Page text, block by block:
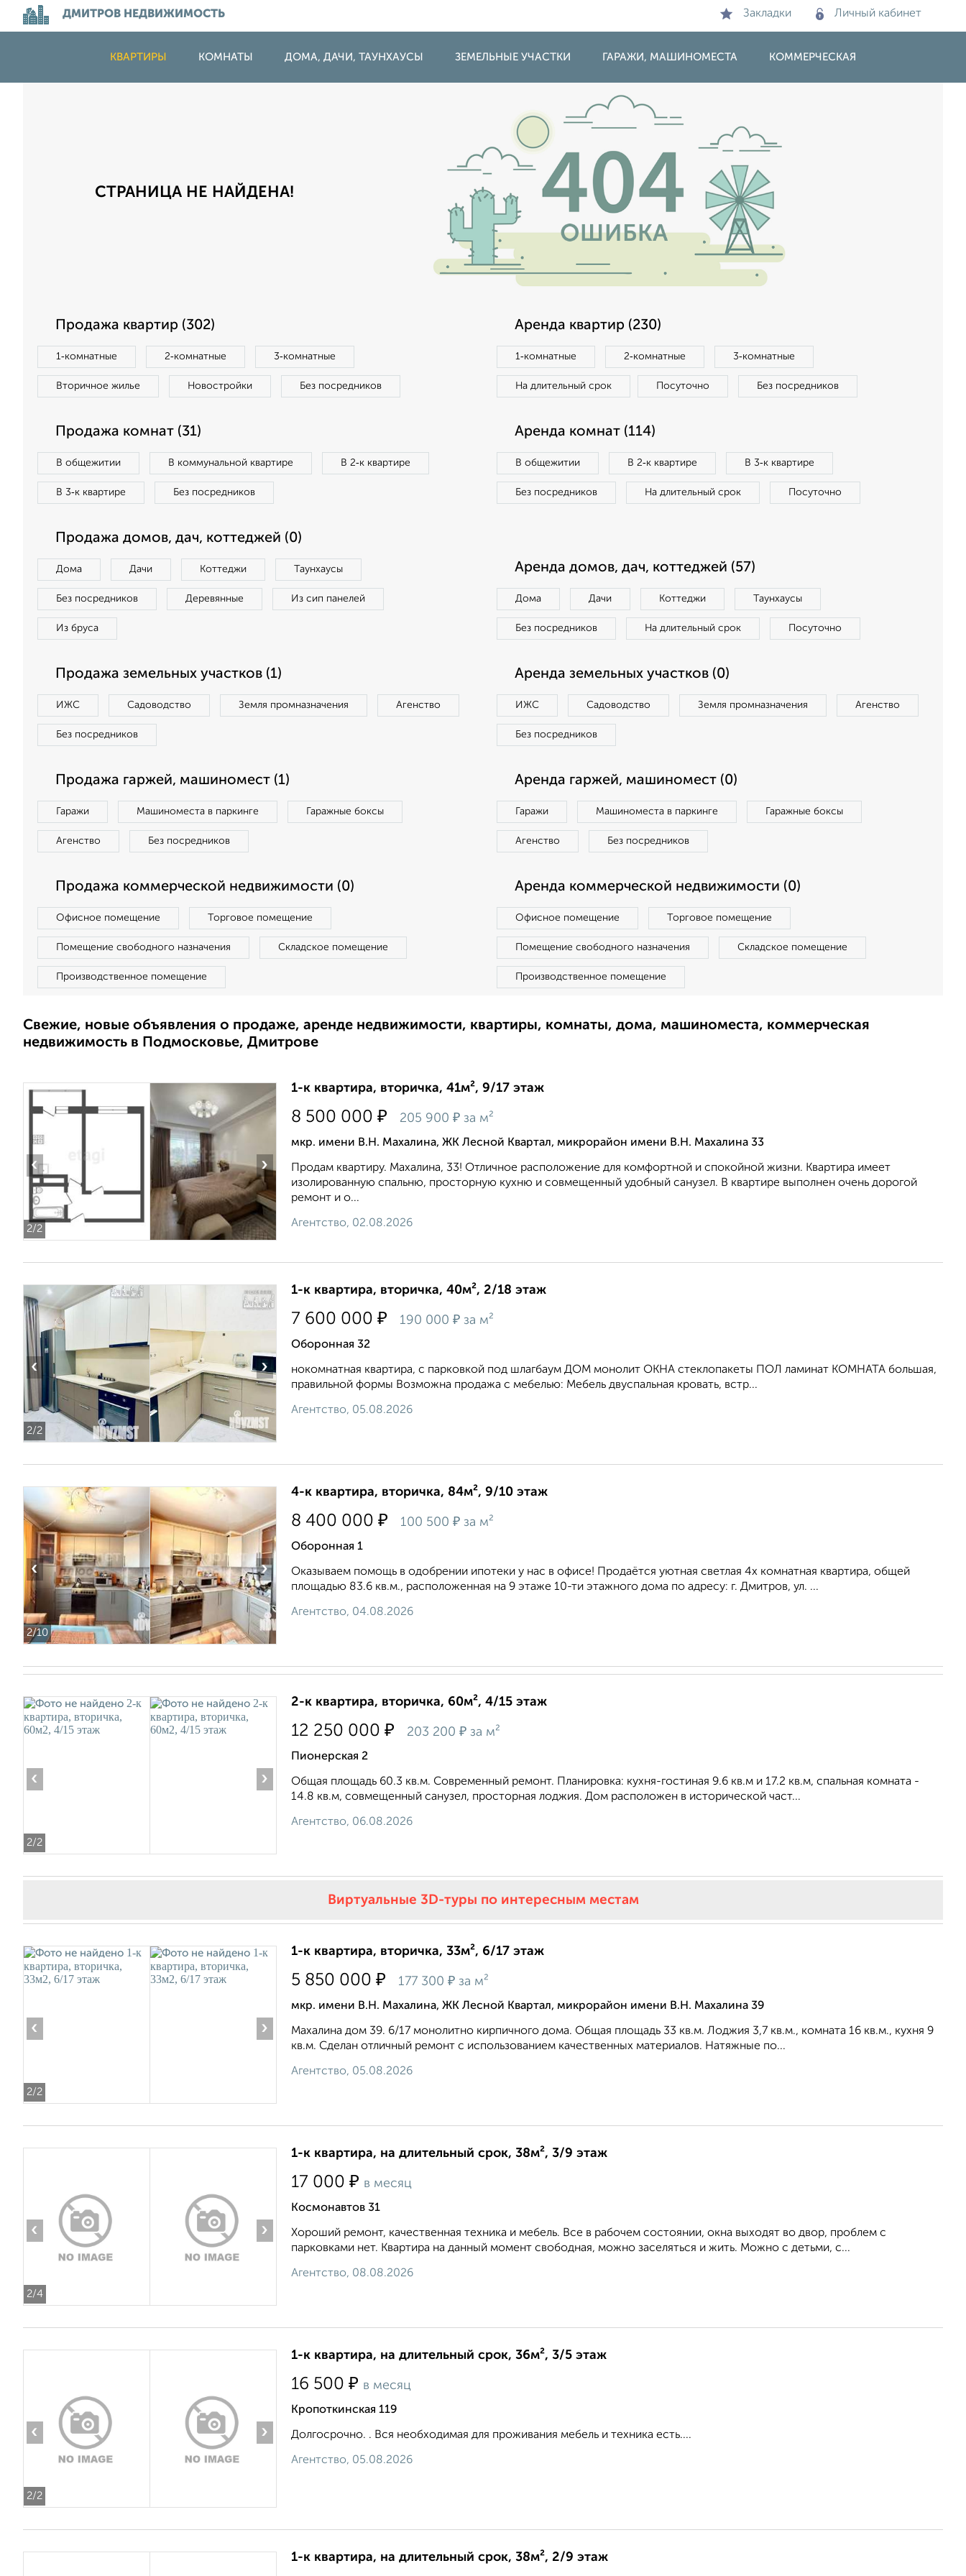
ДМИТРОВ НЕДВИЖИМОСТЬ Закладки Личный кабинет
КВАРТИРЫ КОМНАТЫ ДОМА, ДАЧИ, ТАУНХАУСЫ ЗЕМЕЛЬНЫЕ УЧАСТКИ ГАРАЖИ, МАШИНОМЕСТА КОММЕРЧЕСКАЯ
СТРАНИЦА НЕ НАЙДЕНА!
Продажа квартир (302)
1‑комнатные 2‑комнатные 3‑комнатные
Вторичное жилье Новостройки Без посредников
Аренда квартир (230)
1‑комнатные 2‑комнатные 3‑комнатные
На длительный срок Посуточно Без посредников
Продажа комнат (31)
В общежитии В коммунальной квартире В 2‑к квартире
В 3‑к квартире Без посредников
Аренда комнат (114)
В общежитии В 2‑к квартире В 3‑к квартире
Без посредников На длительный срок Посуточно
Продажа домов, дач, коттеджей (0)
Дома Дачи Коттеджи Таунхаусы
Без посредников Деревянные Из сип панелей
Из бруса
Аренда домов, дач, коттеджей (57)
Дома Дачи Коттеджи Таунхаусы
Без посредников На длительный срок Посуточно
Продажа земельных участков (1)
ИЖС Садоводство Земля промназначения Агенство
Без посредников
Аренда земельных участков (0)
ИЖС Садоводство Земля промназначения Агенство
Без посредников
Продажа гаржей, машиномест (1)
Гаражи Машиноместа в паркинге Гаражные боксы
Агенство Без посредников
Аренда гаржей, машиномест (0)
Гаражи Машиноместа в паркинге Гаражные боксы
Агенство Без посредников
Продажа коммерческой недвижимости (0)
Офисное помещение Торговое помещение
Помещение свободного назначения Складское помещение
Производственное помещение
Аренда коммерческой недвижимости (0)
Офисное помещение Торговое помещение
Помещение свободного назначения Складское помещение
Производственное помещение
Свежие, новые объявления о продаже, аренде недвижимости, квартиры, комнаты, дома, машиноместа, коммерческая
недвижимость в Подмосковье, Дмитрове
2/2
‹ ›
1-к квартира, вторичка, 41м², 9/17 этаж
8 500 000 ₽ 205 900 ₽ за м²
мкр. имени В.Н. Махалина, ЖК Лесной Квартал, микрорайон имени В.Н. Махалина 33
Продам квартиру. Махалина, 33! Отличное расположение для комфортной и спокойной жизни. Квартира имеет
изолированную спальню, просторную кухню и совмещенный удобный санузел. В квартире выполнен очень дорогой
ремонт и о...
Агентство, 02.08.2026
2/2
‹ ›
1-к квартира, вторичка, 40м², 2/18 этаж
7 600 000 ₽ 190 000 ₽ за м²
Оборонная 32
нокомнатная квартира, с парковкой под шлагбаум ДОМ монолит ОКНА стеклопакеты ПОЛ ламинат КОМНАТА большая,
правильной формы Возможна продажа с мебелью: Мебель двуспальная кровать, встр...
Агентство, 05.08.2026
2/10
‹ ›
4-к квартира, вторичка, 84м², 9/10 этаж
8 400 000 ₽ 100 500 ₽ за м²
Оборонная 1
Оказываем помощь в одобрении ипотеки у нас в офисе! Продаётся уютная светлая 4х комнатная квартира, общей
площадью 83.6 кв.м., расположенная на 9 этаже 10-ти этажного дома по адресу: г. Дмитров, ул. ...
Агентство, 04.08.2026
2/2
‹ ›
2-к квартира, вторичка, 60м², 4/15 этаж
12 250 000 ₽ 203 200 ₽ за м²
Пионерская 2
Общая площадь 60.3 кв.м. Современный ремонт. Планировка: кухня-гостиная 9.6 кв.м и 17.2 кв.м, спальная комната -
14.8 кв.м, совмещенный санузел, просторная лоджия. Дом расположен в исторической част...
Агентство, 06.08.2026
Виртуальные 3D-туры по интересным местам
2/2
‹ ›
1-к квартира, вторичка, 33м², 6/17 этаж
5 850 000 ₽ 177 300 ₽ за м²
мкр. имени В.Н. Махалина, ЖК Лесной Квартал, микрорайон имени В.Н. Махалина 39
Махалина дом 39. 6/17 монолитно кирпичного дома. Общая площадь 33 кв.м. Лоджия 3,7 кв.м., комната 16 кв.м., кухня 9
кв.м. Сделан отличный ремонт с использованием качественных материалов. Натяжные по...
Агентство, 05.08.2026
2/4
‹ ›
1-к квартира, на длительный срок, 38м², 3/9 этаж
17 000 ₽ в месяц
Космонавтов 31
Хороший ремонт, качественная техника и мебель. Все в рабочем состоянии, окна выходят во двор, проблем с
парковками нет. Квартира на данный момент свободная, можно заселяться и жить. Можно с детьми, с...
Агентство, 08.08.2026
2/2
‹ ›
1-к квартира, на длительный срок, 36м², 3/5 этаж
16 500 ₽ в месяц
Кропоткинская 119
Долгосрочно. . Вся необходимая для проживания мебель и техника есть....
Агентство, 05.08.2026
1-к квартира, на длительный срок, 38м², 2/9 этаж